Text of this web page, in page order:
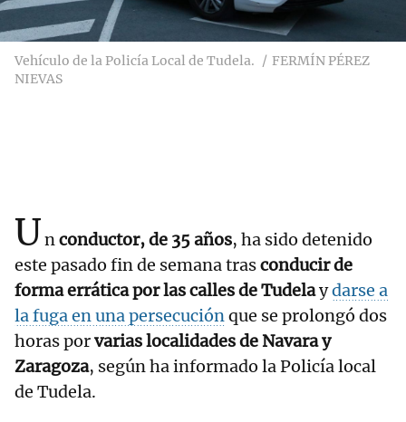
Vehículo de la Policía Local de Tudela.
FERMÍN PÉREZ
NIEVAS
Unconductor, de 35 años, ha sido detenido
este pasado fin de semana trasconducir de
forma errática por las calles de Tudelaydarse a
la fuga en una persecuciónque se prolongó dos
horas porvarias localidades de Navara y
Zaragoza, según ha informado la Policía local
de Tudela.